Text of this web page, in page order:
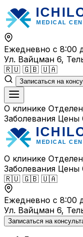
Перейти
к
содержимому
Ежедневно с 8:00
Ул. Вайцман 6,
🇷🇺 🇬🇧 🇺🇦
Записаться на
О клинике
Заболевания Цены
О клинике
Заболевания Цены
🇷🇺 🇬🇧 🇺🇦
Ежедневно с 8:00
Ул. Вайцман 6,
Записаться на